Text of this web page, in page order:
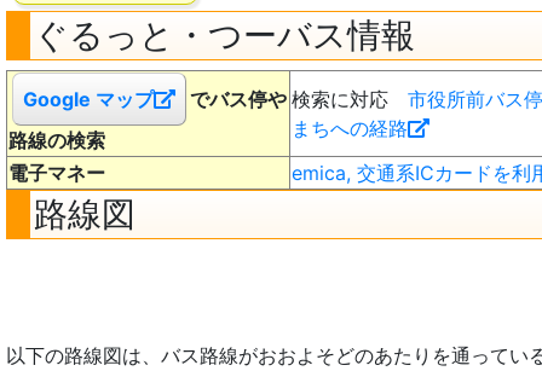
ぐるっと・つーバス情報
Google マップ
でバス停や
路線の検索
検索に対応 市役所前バス停
まちへの経路
電子マネー
emica, 交通系ICカードを利
路線図
以下の路線図は、バス路線がおおよそどのあたりを通ってい